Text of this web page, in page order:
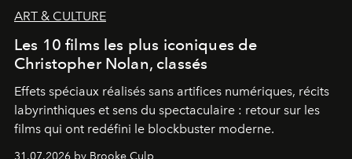
ART & CULTURE
Les 10 films les plus iconiques de
Christopher Nolan, classés
Effets spéciaux réalisés sans artifices numériques, récits
labyrinthiques et sens du spectaculaire : retour sur les
films qui ont redéfini le blockbuster moderne.
31.07.2026 by Brooke Culp